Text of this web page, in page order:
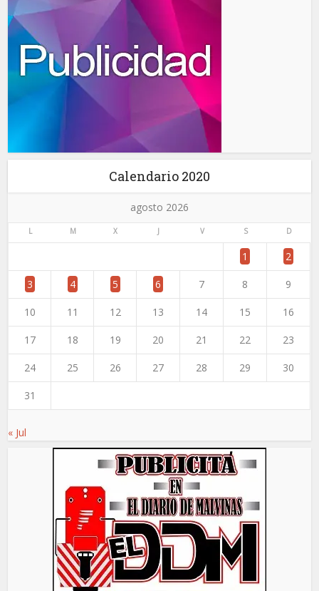
Calendario 2020
agosto 2026
L M X J V S D
1 2
3 4 5 6 7 8 9
10 11 12 13 14 15 16
17 18 19 20 21 22 23
24 25 26 27 28 29 30
31
« Jul